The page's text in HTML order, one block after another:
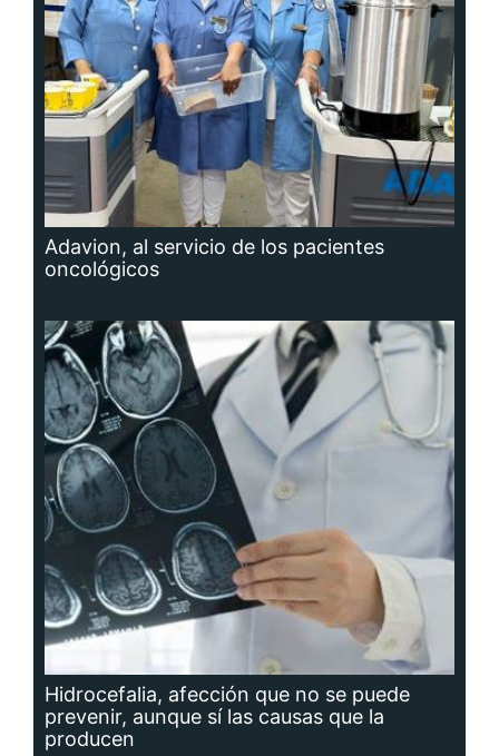
Adavion, al servicio de los pacientes
oncológicos
Hidrocefalia, afección que no se puede
prevenir, aunque sí las causas que la
producen